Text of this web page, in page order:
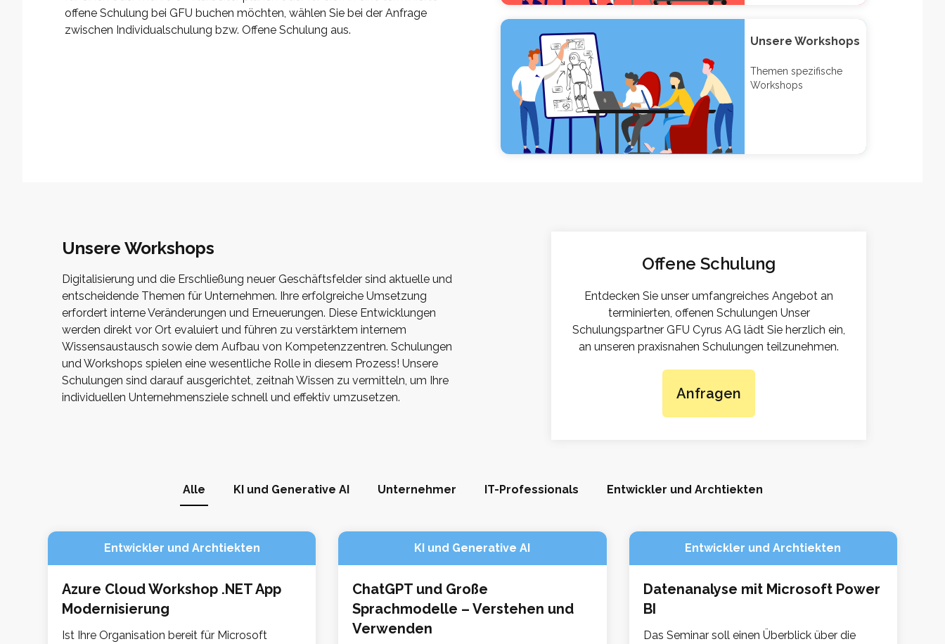
offene Schulung bei GFU buchen möchten, wählen Sie bei der Anfrage
zwischen Individualschulung bzw. Offene Schulung aus.
Unsere Workshops
Themen spezifische
Workshops
Unsere Workshops
Digitalisierung und die Erschließung neuer Geschäftsfelder sind aktuelle und
entscheidende Themen für Unternehmen. Ihre erfolgreiche Umsetzung
erfordert interne Veränderungen und Erneuerungen. Diese Entwicklungen
werden direkt vor Ort evaluiert und führen zu verstärktem internem
Wissensaustausch sowie dem Aufbau von Kompetenzzentren. Schulungen
und Workshops spielen eine wesentliche Rolle in diesem Prozess! Unsere
Schulungen sind darauf ausgerichtet, zeitnah Wissen zu vermitteln, um Ihre
individuellen Unternehmensziele schnell und effektiv umzusetzen.
Offene Schulung
Entdecken Sie unser umfangreiches Angebot an
terminierten, offenen Schulungen Unser
Schulungspartner GFU Cyrus AG lädt Sie herzlich ein,
an unseren praxisnahen Schulungen teilzunehmen.
Anfragen
Alle KI und Generative AI Unternehmer IT-Professionals Entwickler und Archtiekten
Entwickler und Archtiekten
Azure Cloud Workshop .NET App
Modernisierung
Ist Ihre Organisation bereit für Microsoft
KI und Generative AI
ChatGPT und Große
Sprachmodelle – Verstehen und
Verwenden
Entwickler und Archtiekten
Datenanalyse mit Microsoft Power
BI
Das Seminar soll einen Überblick über die